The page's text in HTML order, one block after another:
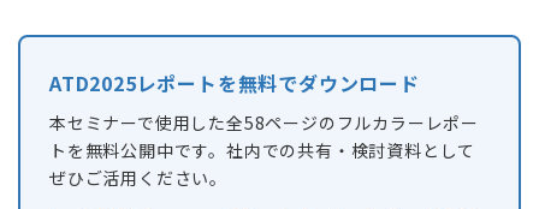
ATD2025レポートを無料でダウンロード
本セミナーで使用した全58ページのフルカラーレポー
トを無料公開中です。社内での共有・検討資料として
ぜひご活用ください。